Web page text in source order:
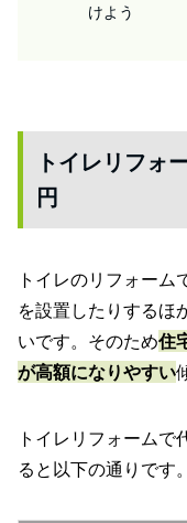
けよう
トイレリフォ
円
トイレのリフォーム
を設置したりするほ
いです。そのため住
が高額になりやすい
トイレリフォームで
ると以下の通りです。